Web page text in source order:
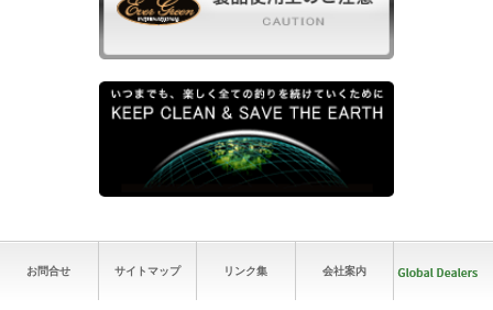
お問合せ サイトマップ リンク集 会社案内